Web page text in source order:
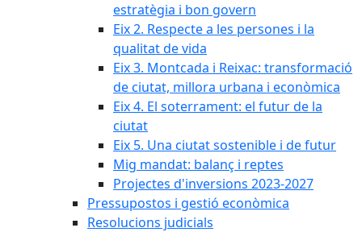
estratègia i bon govern
Eix 2. Respecte a les persones i la
qualitat de vida
Eix 3. Montcada i Reixac: transformació
de ciutat, millora urbana i econòmica
Eix 4. El soterrament: el futur de la
ciutat
Eix 5. Una ciutat sostenible i de futur
Mig mandat: balanç i reptes
Projectes d'inversions 2023-2027
Pressupostos i gestió econòmica
Resolucions judicials